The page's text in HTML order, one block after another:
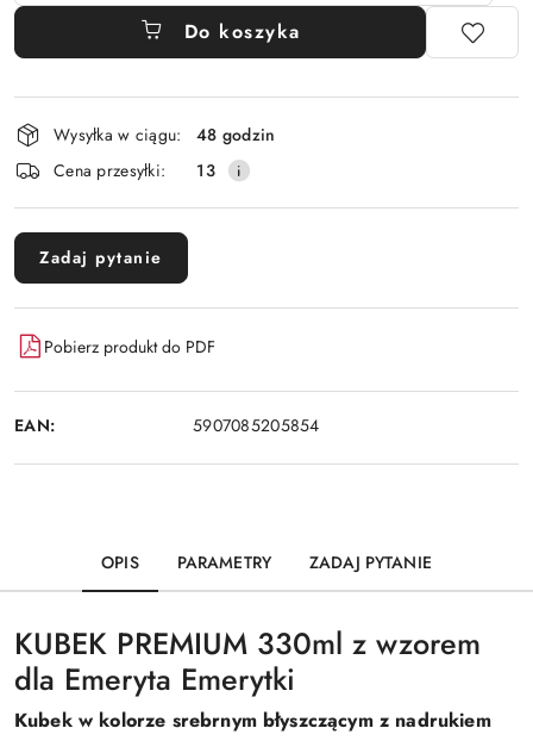
Do koszyka
Dostępność
i
dostawa
Wysyłka w ciągu:
48 godzin
Cena przesyłki:
13
Zadaj pytanie
Pobierz produkt do PDF
EAN: 5907085205854
OPIS PARAMETRY ZADAJ PYTANIE
KUBEK PREMIUM 330ml z wzorem
dla Emeryta Emerytki
Kubek w kolorze srebrnym błyszczącym z nadrukiem